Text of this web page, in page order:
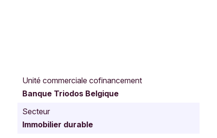
Unité commerciale cofinancement
Banque Triodos Belgique
Secteur
Immobilier durable